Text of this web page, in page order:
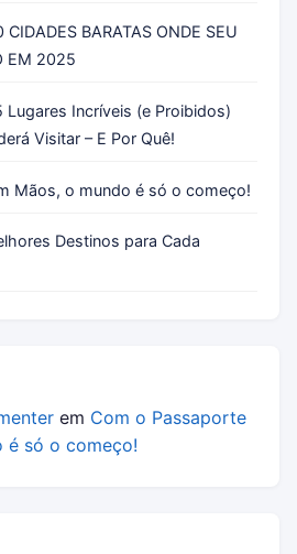
BARATAS ONDE SEU
EM 2025
Lugares Incríveis (e Proibidos)
Visitar – E Por Quê!
Mãos, o mundo é só o começo!
Destinos para Cada
em Com o Passaporte
é só o começo!